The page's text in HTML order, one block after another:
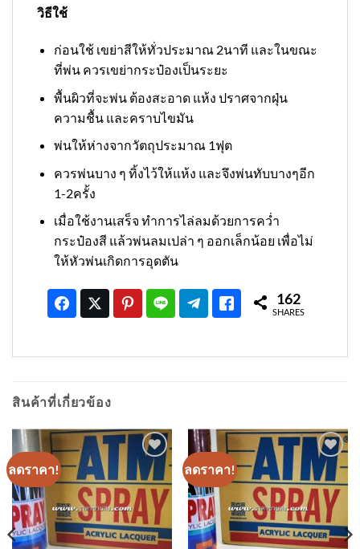
วิธีใช้
ก่อนใช้ เขย่าสีให้ทั่วประมาณ 2นาที และในขณะ
ที่พ่น ควรเขย่ากระป๋องเป็นระยะ
พื้นผิวที่จะพ่น ต้องสะอาด แห้ง ปราศจากฝุ่น
ความชื้น และคราบไขมัน
พ่นให้ห่างจากวัตถุประมาณ 1ฟุต
ควรพ่นบาง ๆ ทิ้งไว้ให้แห้ง และจึงพ่นทับบางๆอีก
1-2ครั้ง
เมื่อใช้งานเสร็จ ทำการไล่ลมด้วยการคว่ำ
กระป๋องสี แล้วพ่นลมเปล่า ๆ ออกเล็กน้อย เพื่อไม่
ให้หัวพ่นเกิดการอุดตัน
162
SHARES
สินค้าที่เกี่ยวข้อง
ลดราคา!
เพิ่มเข้า
ใน
รายการ
ที่
ติดตาม
ลดราคา!
เพิ่มเข้า
ใน
รายการ
ที่
ติดตาม